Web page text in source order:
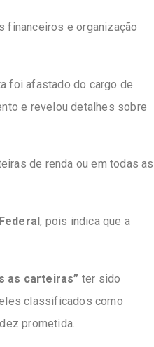
financeiros e organização
foi afastado do cargo de
e revelou detalhes sobre
de renda ou em todas as
, pois indica que a
as carteiras” ter sido
classificados como
prometida.